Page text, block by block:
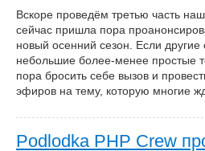
Вскоре проведём третью часть
сейчас пришла пора
новый осенний сезон. Если
небольшие более-менее простые
пора бросить себе вызов и
эфиров на тему, которую многие
Podlodka PHP Crew